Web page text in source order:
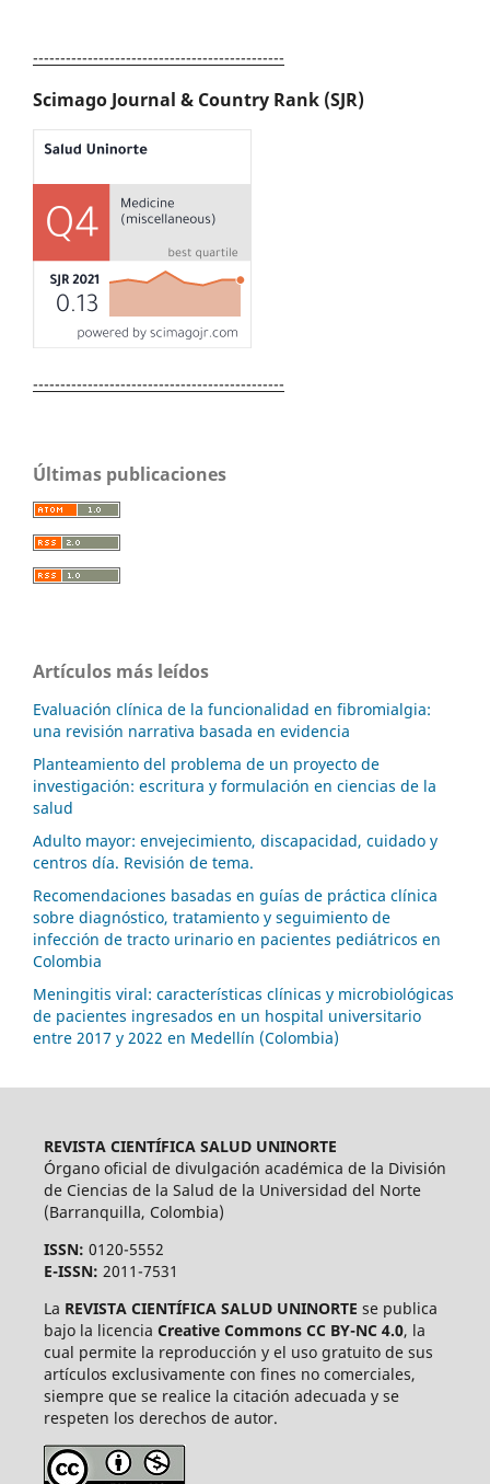
----------------------------------------------
Scimago Journal & Country Rank (SJR)
----------------------------------------------
Últimas publicaciones
Artículos más leídos
Evaluación clínica de la funcionalidad en fibromialgia:
una revisión narrativa basada en evidencia
Planteamiento del problema de un proyecto de
investigación: escritura y formulación en ciencias de la
salud
Adulto mayor: envejecimiento, discapacidad, cuidado y
centros día. Revisión de tema.
Recomendaciones basadas en guías de práctica clínica
sobre diagnóstico, tratamiento y seguimiento de
infección de tracto urinario en pacientes pediátricos en
Colombia
Meningitis viral: características clínicas y microbiológicas
de pacientes ingresados en un hospital universitario
entre 2017 y 2022 en Medellín (Colombia)
REVISTA CIENTÍFICA SALUD UNINORTE
Órgano oficial de divulgación académica de la División
de Ciencias de la Salud de la Universidad del Norte
(Barranquilla, Colombia)
ISSN: 0120-5552
E-ISSN: 2011-7531
La REVISTA CIENTÍFICA SALUD UNINORTE se publica
bajo la licencia Creative Commons CC BY-NC 4.0, la
cual permite la reproducción y el uso gratuito de sus
artículos exclusivamente con fines no comerciales,
siempre que se realice la citación adecuada y se
respeten los derechos de autor.